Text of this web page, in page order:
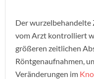
Der wurzelbehandelte
vom Arzt kontrolliert
größeren zeitlichen
Röntgenaufnahmen,
Veränderungen im